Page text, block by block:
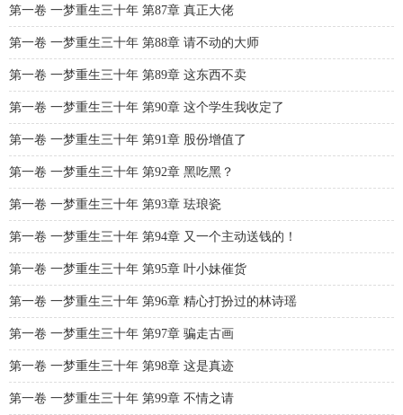
第一卷 一梦重生三十年 第87章 真正大佬
第一卷 一梦重生三十年 第88章 请不动的大师
第一卷 一梦重生三十年 第89章 这东西不卖
第一卷 一梦重生三十年 第90章 这个学生我收定了
第一卷 一梦重生三十年 第91章 股份增值了
第一卷 一梦重生三十年 第92章 黑吃黑？
第一卷 一梦重生三十年 第93章 珐琅瓷
第一卷 一梦重生三十年 第94章 又一个主动送钱的！
第一卷 一梦重生三十年 第95章 叶小妹催货
第一卷 一梦重生三十年 第96章 精心打扮过的林诗瑶
第一卷 一梦重生三十年 第97章 骗走古画
第一卷 一梦重生三十年 第98章 这是真迹
第一卷 一梦重生三十年 第99章 不情之请